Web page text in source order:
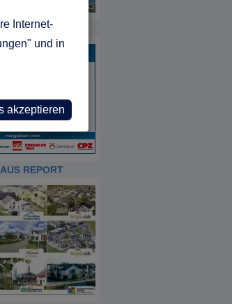
REPORT
Internet-
und in
akzeptieren